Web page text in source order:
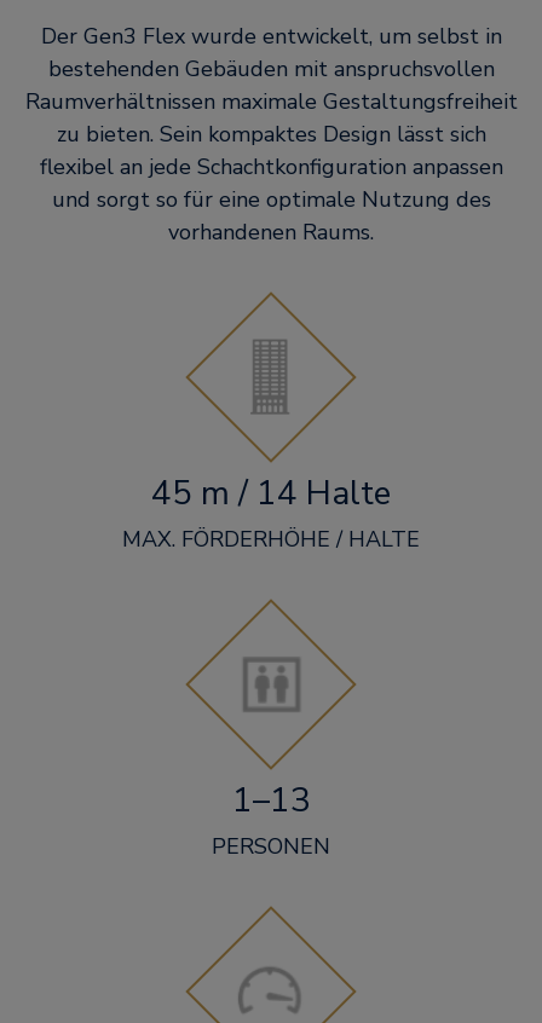
Der Gen3 Flex wurde entwickelt, um selbst in
bestehenden Gebäuden mit anspruchsvollen
Raumverhältnissen maximale Gestaltungsfreiheit
zu bieten. Sein kompaktes Design lässt sich
flexibel an jede Schachtkonfiguration anpassen
und sorgt so für eine optimale Nutzung des
vorhandenen Raums.
45 m / 14 Halte
MAX. FÖRDERHÖHE / HALTE
1–13
PERSONEN